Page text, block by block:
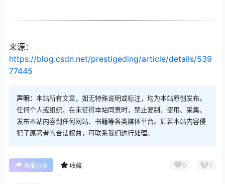
来源：
https://blog.csdn.net/prestigeding/article/details/539
77445
声明： 本站所有文章，如无特殊说明或标注，均为本站原创发布。
任何个人或组织，在未征得本站同意时，禁止复制、盗用、采集、
发布本站内容到任何网站、书籍等各类媒体平台。如若本站内容侵
犯了原著者的合法权益，可联系我们进行处理。
海报分享 收藏 0 0